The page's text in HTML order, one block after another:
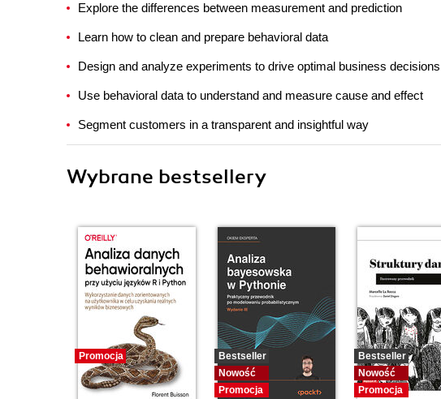
Explore the differences between measurement and prediction
Learn how to clean and prepare behavioral data
Design and analyze experiments to drive optimal business decisions
Use behavioral data to understand and measure cause and effect
Segment customers in a transparent and insightful way
Wybrane bestsellery
Promocja
Bestseller
Nowość
Promocja
Bestseller
Nowość
Promocja